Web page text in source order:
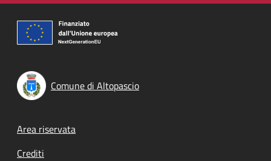
Comune di Altopascio
Footer menu
Area riservata
Crediti